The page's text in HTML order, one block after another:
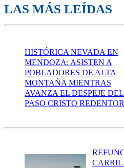
LAS MÁS LEÍDAS
HISTÓRICA NEVADA EN
MENDOZA: ASISTEN A
POBLADORES DE ALTA
MONTAÑA MIENTRAS
AVANZA EL DESPEJE DEL
PASO CRISTO REDENTOR
CARRIL